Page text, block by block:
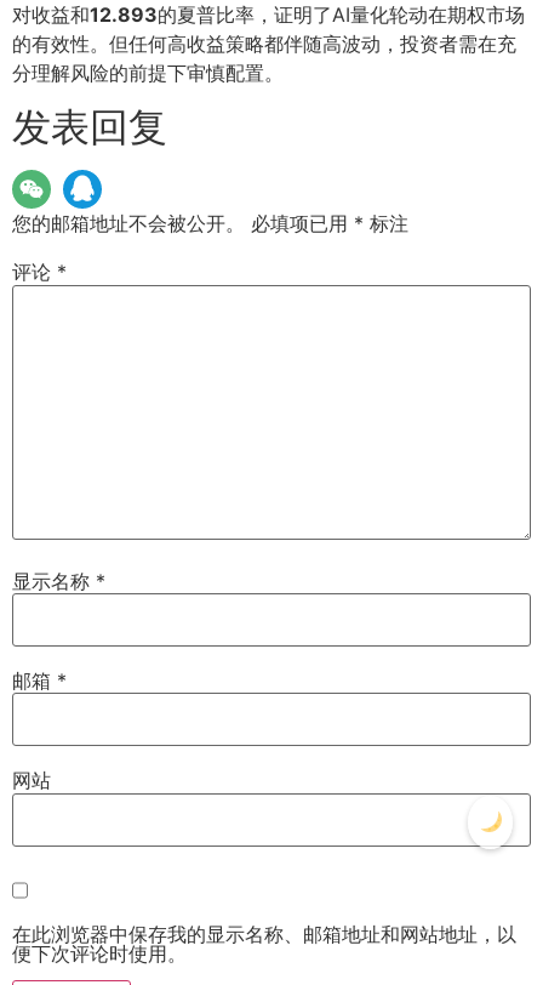
对收益和12.893的夏普比率，证明了AI量化轮动在期权市场
的有效性。但任何高收益策略都伴随高波动，投资者需在充
分理解风险的前提下审慎配置。
发表回复
您的邮箱地址不会被公开。 必填项已用 * 标注
评论 *
显示名称 *
邮箱 *
网站
在此浏览器中保存我的显示名称、邮箱地址和网站地址，以
便下次评论时使用。